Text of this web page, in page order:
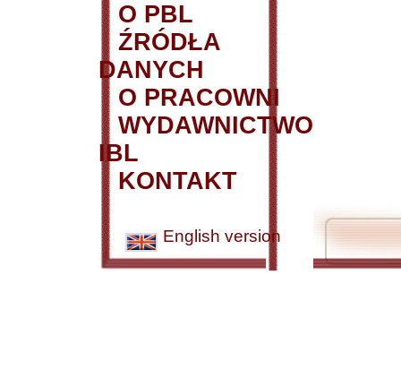
O PBL
ŹRÓDŁA
DANYCH
O PRACOWNI
WYDAWNICTWO
IBL
KONTAKT
English version